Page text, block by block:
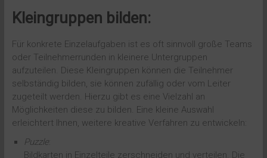
Kleingruppen bilden:
Für konkrete Einzelaufgaben ist es oft sinnvoll große Teams
oder Teilnehmerrunden in kleinere Untergruppen
aufzuteilen. Diese Kleingruppen können die Teilnehmer
selbständig bilden, sie können zufällig oder vom Leiter
zugeteilt werden. Hierzu gibt es eine Vielzahl an
Möglichkeiten diese zu bilden. Eine kleine Auswahl
erleichtert Ihnen, weitere kreative Verfahren zu entwickeln:
Puzzle:
Bildkarten in Einzelteile zerschneiden und verteilen. Die